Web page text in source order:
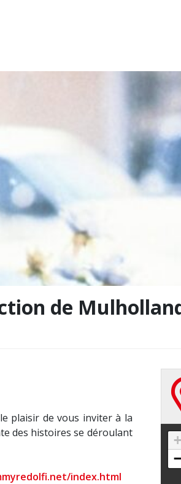
de
plaisir de vous inviter à la
des histoires se déroulant
index.html
+
−